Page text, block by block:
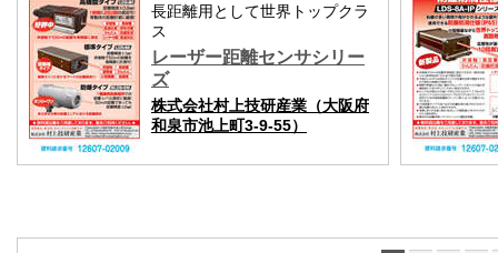
長距離用として世界トップクラ
ス
レーザー距離センサシリー
ズ
株式会社村上技研産業（大阪府
和泉市池上町3-9-55）